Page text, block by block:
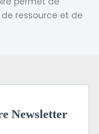
ressource et de